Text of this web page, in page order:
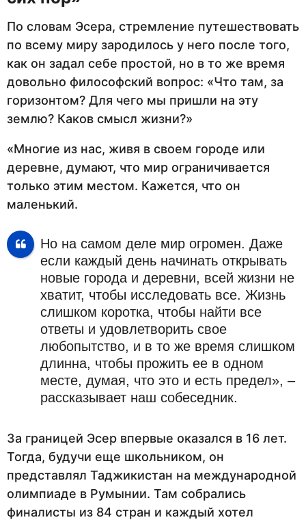
По словам Эсера, стремление путешествовать
по всему миру зародилось у него после того,
как он задал себе простой, но в то же время
довольно философский вопрос: «Что там, за
горизонтом? Для чего мы пришли на эту
землю? Каков смысл жизни?»
«Многие из нас, живя в своем городе или
деревне, думают, что мир ограничивается
только этим местом. Кажется, что он
маленький.
Но на самом деле мир огромен. Даже
если каждый день начинать открывать
новые города и деревни, всей жизни не
хватит, чтобы исследовать все. Жизнь
слишком коротка, чтобы найти все
ответы и удовлетворить свое
любопытство, и в то же время слишком
длинна, чтобы прожить ее в одном
месте, думая, что это и есть предел», –
рассказывает наш собеседник.
За границей Эсер впервые оказался в 16 лет.
Тогда, будучи еще школьником, он
представлял Таджикистан на международной
олимпиаде в Румынии. Там собрались
финалисты из 84 стран и каждый хотел